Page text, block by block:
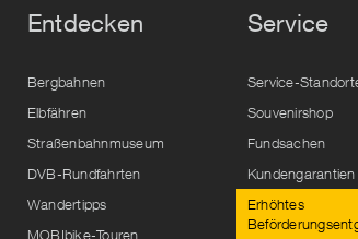
Entdecken
Bergbahnen
Elbfähren
Straßenbahnmuseum
DVB-Rundfahrten
Wandertipps
MOBIbike-Touren
Service
Service-
Souvenirshop
Fundsachen
Kundengarantien
Erhöhtes